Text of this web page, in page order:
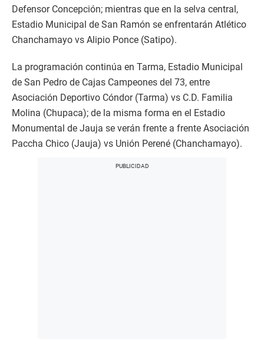
Defensor Concepción; mientras que en la selva central,
Estadio Municipal de San Ramón se enfrentarán Atlético
Chanchamayo vs Alipio Ponce (Satipo).
La programación continúa en Tarma, Estadio Municipal
de San Pedro de Cajas Campeones del 73, entre
Asociación Deportivo Cóndor (Tarma) vs C.D. Familia
Molina (Chupaca); de la misma forma en el Estadio
Monumental de Jauja se verán frente a frente Asociación
Paccha Chico (Jauja) vs Unión Perené (Chanchamayo).